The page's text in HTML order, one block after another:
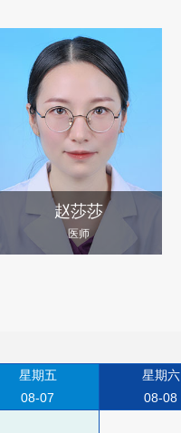
赵莎莎
医师
星期五
08-07
星期六
08-08